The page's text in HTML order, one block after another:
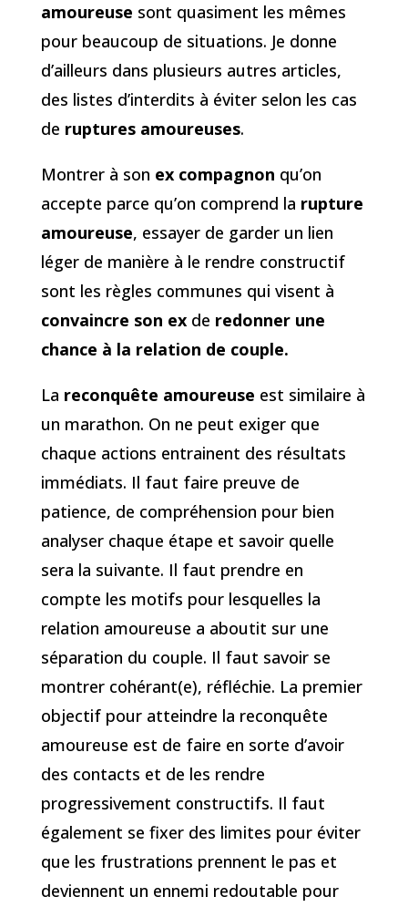
amoureuse sont quasiment les mêmes
pour beaucoup de situations. Je donne
d’ailleurs dans plusieurs autres articles,
des listes d’interdits à éviter selon les cas
de ruptures amoureuses.
Montrer à son ex compagnon qu’on
accepte parce qu’on comprend la rupture
amoureuse, essayer de garder un lien
léger de manière à le rendre constructif
sont les règles communes qui visent à
convaincre son exde redonner une
chance à la relation de couple.
La reconquête amoureuse est similaire à
un marathon. On ne peut exiger que
chaque actions entrainent des résultats
immédiats. Il faut faire preuve de
patience, de compréhension pour bien
analyser chaque étape et savoir quelle
sera la suivante. Il faut prendre en
compte les motifs pour lesquelles la
relation amoureuse a aboutit sur une
séparation du couple. Il faut savoir se
montrer cohérant(e), réfléchie. La premier
objectif pour atteindre la reconquête
amoureuse est de faire en sorte d’avoir
des contacts et de les rendre
progressivement constructifs. Il faut
également se fixer des limites pour éviter
que les frustrations prennent le pas et
deviennent un ennemi redoutable pour